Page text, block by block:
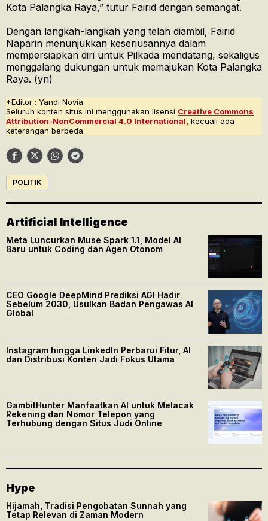
Kota Palangka Raya,” tutur Fairid dengan semangat.
Dengan langkah-langkah yang telah diambil, Fairid
Naparin menunjukkan keseriusannya dalam
mempersiapkan diri untuk Pilkada mendatang, sekaligus
menggalang dukungan untuk memajukan Kota Palangka
Raya. (yn)
*Editor : Yandi Novia
Seluruh konten situs ini menggunakan lisensi Creative Commons
Attribution-NonCommercial 4.0 International, kecuali ada
keterangan berbeda.
POLITIK
Artificial Intelligence
Meta Luncurkan Muse Spark 1.1, Model AI
Baru untuk Coding dan Agen Otonom
CEO Google DeepMind Prediksi AGI Hadir
Sebelum 2030, Usulkan Badan Pengawas AI
Global
Instagram hingga LinkedIn Perbarui Fitur, AI
dan Distribusi Konten Jadi Fokus Utama
GambitHunter Manfaatkan AI untuk Melacak
Rekening dan Nomor Telepon yang
Terhubung dengan Situs Judi Online
Hype
Hijamah, Tradisi Pengobatan Sunnah yang
Tetap Relevan di Zaman Modern